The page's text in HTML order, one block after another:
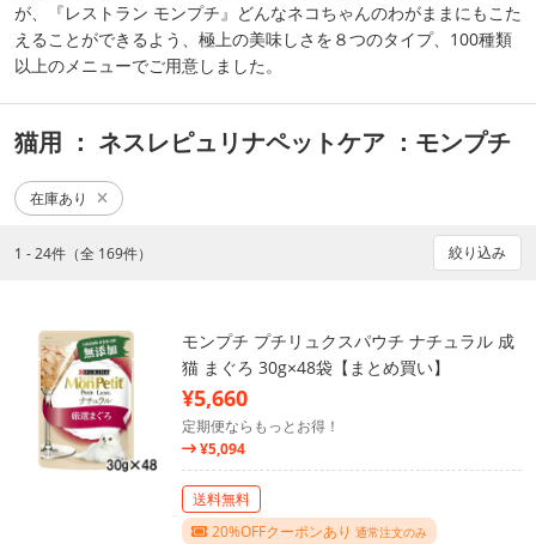
が、『レストラン モンプチ』どんなネコちゃんのわがままにもこた
えることができるよう、極上の美味しさを８つのタイプ、100種類
以上のメニューでご用意しました。
猫用 ： ネスレピュリナペットケア ：モンプチ
在庫あり
1 - 24件（全 169件） 絞り込み
モンプチ プチリュクスパウチ ナチュラル 成
猫 まぐろ 30g×48袋【まとめ買い】
¥5,660
定期便ならもっとお得！
¥5,094
送料無料
20%OFFクーポンあり 通常注文のみ